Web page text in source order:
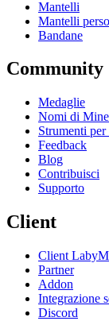
Mantelli
Mantelli
Bandane
Community
Medaglie
Nomi di
Strumenti
Feedback
Blog
Contribuisci
Supporto
Client
Client
Partner
Addon
Integrazione
Discord